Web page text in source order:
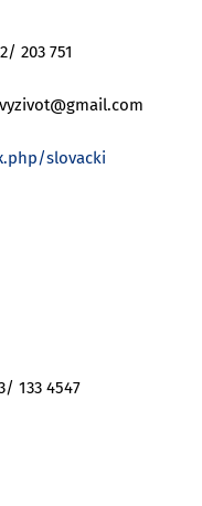
203 751
slovacki
133 4547